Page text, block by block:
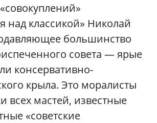
над классикой» Николай
большинство
совета — ярые
консервативно-
крыла. Это моралисты
всех мастей, известные
«советские